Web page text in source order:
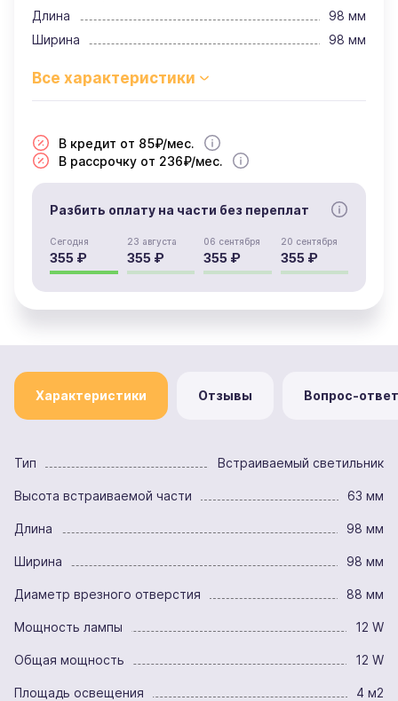
Длина
98 мм
Ширина
98 мм
В кредит от 85₽/мес.
В рассрочку от 236₽/мес.
Разбить оплату на части без переплат
Сегодня
355 ₽
23 августа
355 ₽
06 сентября
355 ₽
20 сентября
355 ₽
Характеристики Отзывы Вопрос-ответ
Тип Встраиваемый светильник
Высота встраиваемой части 63 мм
Длина 98 мм
Ширина 98 мм
Диаметр врезного отверстия 88 мм
Мощность лампы 12 W
Общая мощность 12 W
Площадь освещения 4 м2